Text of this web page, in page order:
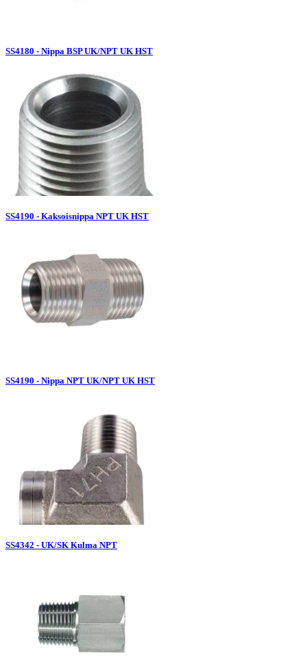
SS4180 - Nippa BSP UK/NPT UK HST
SS4190 - Kaksoisnippa NPT UK HST
SS4190 - Nippa NPT UK/NPT UK HST
SS4342 - UK/SK Kulma NPT